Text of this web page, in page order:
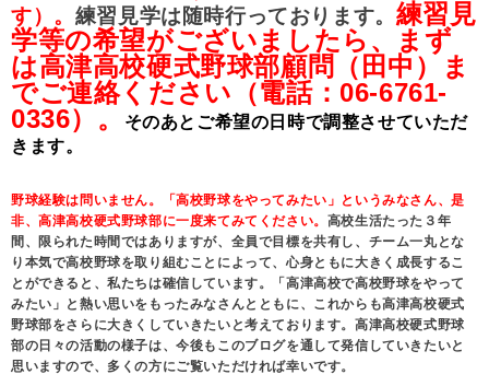
す）。 練習見学は随時行っております。 練習見
学等の希望がございましたら、まず
は高津高校硬式野球部顧問（田中）ま
でご連絡ください（電話：06-6761-
0336）。
そのあとご希望の日時で調整させていただ
きます。
野球経験は問いません。「高校野球をやってみたい」というみなさん、是
非、高津高校硬式野球部に一度来てみてください。 高校生活たった３年
間、限られた時間ではありますが、全員で目標を共有し、チーム一丸とな
り本気で高校野球を取り組むことによって、心身ともに大きく成長するこ
とができると、私たちは確信しています。「高津高校で高校野球をやって
みたい」と熱い思いをもったみなさんとともに、これからも高津高校硬式
野球部をさらに大きくしていきたいと考えております。高津高校硬式野球
部の日々の活動の様子は、今後もこのブログを通して発信していきたいと
思いますので、多くの方にご覧いただければ幸いです。